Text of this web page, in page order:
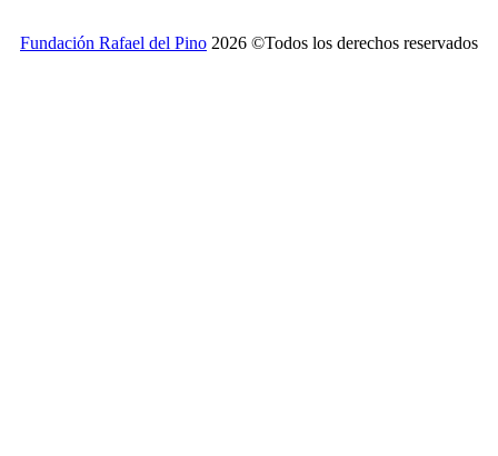
Fundación Rafael del Pino 2026 ©Todos los derechos reservados